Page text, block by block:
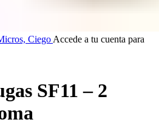
Ciego Accede a tu cuenta para
SF11 – 2